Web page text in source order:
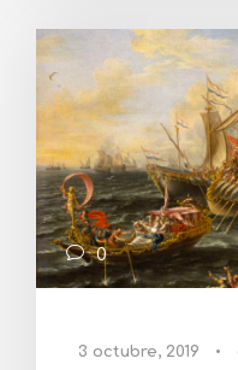
0
3 octubre, 2019 •